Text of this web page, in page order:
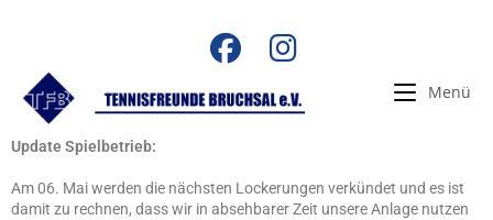
Menü
Update Spielbetrieb:
Am 06. Mai werden die nächsten Lockerungen verkündet und es ist
damit zu rechnen, dass wir in absehbarer Zeit unsere Anlage nutzen